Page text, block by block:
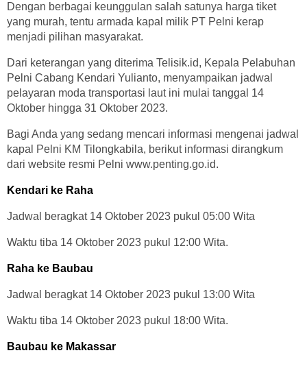
Dengan berbagai keunggulan salah satunya harga tiket
yang murah, tentu armada kapal milik PT Pelni kerap
menjadi pilihan masyarakat.
Dari keterangan yang diterima Telisik.id, Kepala Pelabuhan
Pelni Cabang Kendari Yulianto, menyampaikan jadwal
pelayaran moda transportasi laut ini mulai tanggal 14
Oktober hingga 31 Oktober 2023.
Bagi Anda yang sedang mencari informasi mengenai jadwal
kapal Pelni KM Tilongkabila, berikut informasi dirangkum
dari website resmi Pelni www.penting.go.id.
Kendari ke Raha
Jadwal beragkat 14 Oktober 2023 pukul 05:00 Wita
Waktu tiba 14 Oktober 2023 pukul 12:00 Wita.
Raha ke Baubau
Jadwal beragkat 14 Oktober 2023 pukul 13:00 Wita
Waktu tiba 14 Oktober 2023 pukul 18:00 Wita.
Baubau ke Makassar